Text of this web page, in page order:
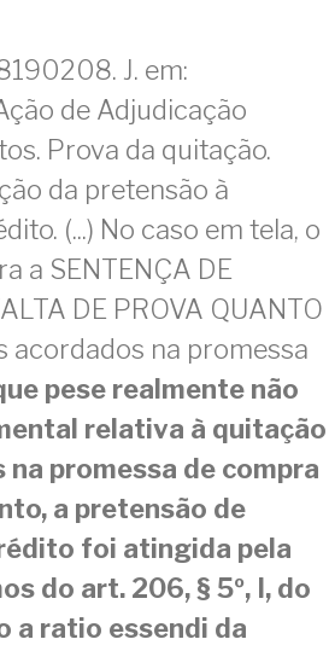
J. em:
de Adjudicação
Prova da quitação.
da pretensão à
(...) No caso em tela, o
a SENTENÇA DE
DE PROVA QUANTO
acordados na promessa
pese realmente não
relativa à quitação
promessa de compra
a pretensão de
foi atingida pela
do art. 206, § 5º, I, do
a ratio essendi da